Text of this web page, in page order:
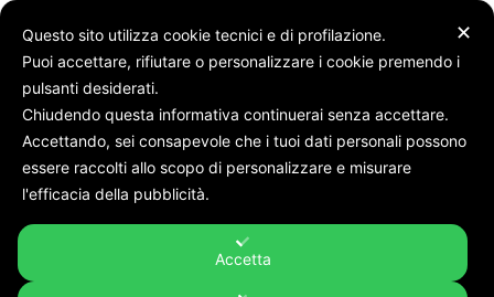
Sofia raffaeli
Tag:sofia raffaeli
✕
Questo sito utilizza cookie tecnici e di profilazione.
Puoi accettare, rifiutare o personalizzare i cookie premendo i
pulsanti desiderati.
Chiudendo questa informativa continuerai senza accettare.
Accettando, sei consapevole che i tuoi dati personali possono
essere raccolti allo scopo di personalizzare e misurare
l'efficacia della pubblicità.
Accetta